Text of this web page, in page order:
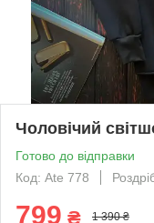
Чоловічий
Готово до відправки
Код: Ate 778
799 ₴ 1 390 ₴